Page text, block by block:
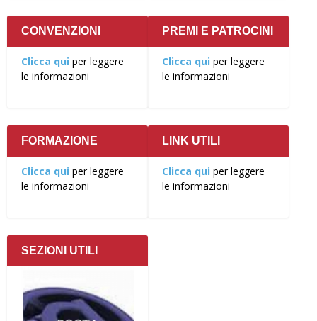
CONVENZIONI
Clicca qui per leggere
le informazioni
PREMI E PATROCINI
Clicca qui per leggere
le informazioni
FORMAZIONE
Clicca qui per leggere
le informazioni
LINK UTILI
Clicca qui per leggere
le informazioni
SEZIONI UTILI